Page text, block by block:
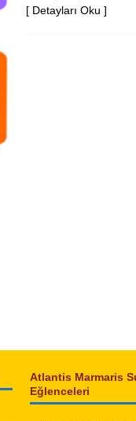
[ Detayları Oku ]
Atlantis Marmaris
Eğlenceleri